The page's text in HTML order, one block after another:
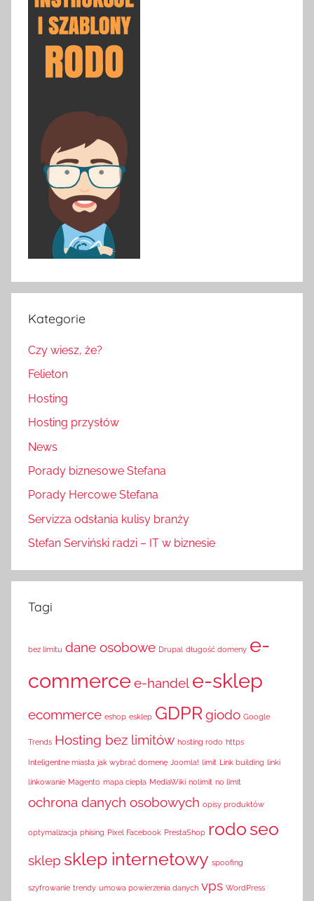
Kategorie
Czy wiesz, że?
Felieton
Hosting
Hosting przysłów
News
Porady biznesowe Stefana
Porady Hercowe Stefana
Servizza odsłania kulisy branży
Stefan Serviński radzi – IT w biznesie
Tagi
bez limitu dane osobowe Drupal długość domeny e-
commercee-handel e-sklep
ecommerce eshop esklep GDPRgiodo Google
Trends Hosting bez limitów hosting rodo https
Inteligentne miasta jak wybrać domenę Joomla! limit Link building linki
linkowanie Magento mapa ciepła MediaWiki nolimit no limit
ochrona danych osobowych opisy produktów
optymalizacja phising Pixel Facebook PrestaShop rodo seo
sklep sklep internetowy spoofing
szyfrowanie trendy umowa powierzenia danych vps WordPress